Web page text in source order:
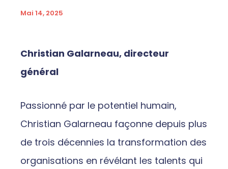
Mai 14, 2025
Christian Galarneau, directeur
général
Passionné par le potentiel humain,
Christian Galarneau façonne depuis plus
de trois décennies la transformation des
organisations en révélant les talents qui